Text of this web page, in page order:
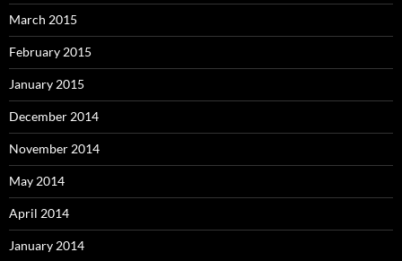
March 2015
February 2015
January 2015
December 2014
November 2014
May 2014
April 2014
January 2014